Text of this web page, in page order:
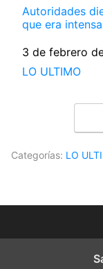
Autoridades
que era
Fecha
3 de febrero
Respecto a
LO ULTIMO
Categorías: LO